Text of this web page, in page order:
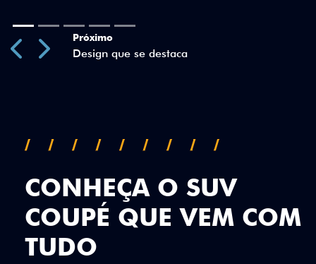
CONHEÇA O SUV
COUPÉ QUE VEM COM
TUDO